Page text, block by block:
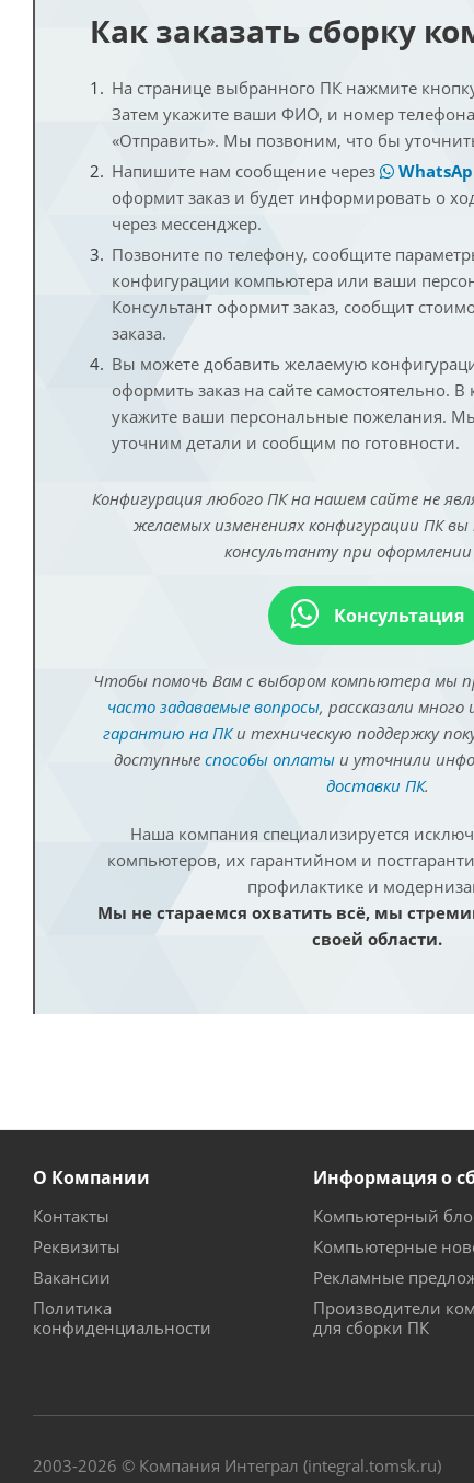
Как заказать сборку
На странице выбранного ПК нажмите
Затем укажите ваши ФИО, и номер
«Отправить». Мы позвоним, что бы
Напишите нам сообщение через
оформит заказ и будет информировать о
через мессенджер.
Позвоните по телефону, сообщите
конфигурации компьютера или ваши
Консультант оформит заказ, сообщит
заказа.
Вы можете добавить желаемую
оформить заказ на сайте самостоятельно.
укажите ваши персональные пожелания.
уточним детали и сообщим по готовности.
Конфигурация любого ПК на нашем сайте не
желаемых изменениях конфигурации ПК
консультанту при оформлении
Консультация
Чтобы помочь Вам с выбором компьютера мы
часто задаваемые вопросы, рассказали много
гарантию на ПКи техническую поддержку
доступные способы оплатыи уточнили
доставки ПК.
Наша компания специализируется
компьютеров, их гарантийном и
профилактике и
Мы не стараемся охватить всё, мы
своей области.
О Компании
Контакты
Реквизиты
Вакансии
Политика
конфиденциальности
Информация о
Компьютерный
Компьютерные
Рекламные
Производители
для сборки ПК
2003-2026 © Компания Интеграл (integral.tomsk.ru)